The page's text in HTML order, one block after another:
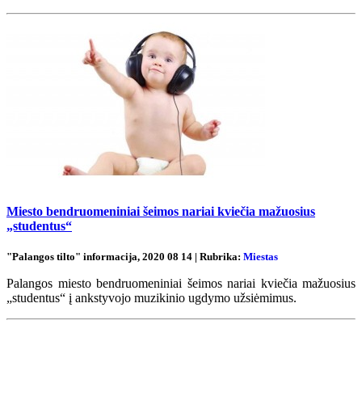
Miesto bendruomeniniai šeimos nariai kviečia mažuosius
„studentus“
"Palangos tilto" informacija, 2020 08 14 | Rubrika: Miestas
Palangos miesto bendruomeniniai šeimos nariai kviečia mažuosius
„studentus“ į ankstyvojo muzikinio ugdymo užsiėmimus.